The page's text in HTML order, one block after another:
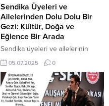
Yetiştirme Kursları Yönergesi
kapsamında, normal çalışma
saatleri dışında kurs
merkezlerinde kurs süresince
fiilen çalışan...
Sendika Üyeleri ve
Ailelerinden Dolu Dolu Bir
Gezi: Kültür, Doğa ve
Eğlence Bir Arada
Sendika üyeleri ve ailelerinin
katılımıyla düzenlenen gezi
programı, anlamlı duraklar ve
neşeli anlarla dolu unutulmaz bir
gün yaşattı. Birlik ve beraberlik
duygularının pekiştiği bu
05.07.2025 0